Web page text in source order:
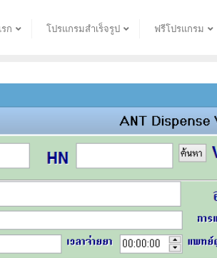
ก โปรแกรมสำเร็จรูป ฟรีโปรแกรม